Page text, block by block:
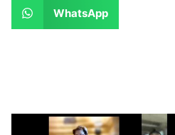
WhatsApp